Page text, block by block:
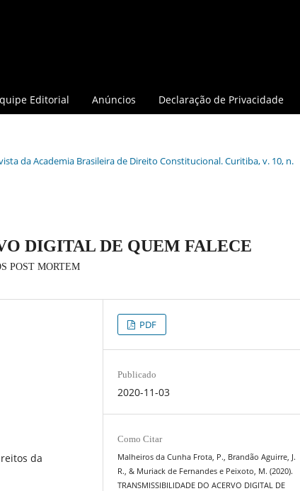
Editorial Anúncios Declaração de Privacidade
da Academia Brasileira de Direito Constitucional. Curitiba, v. 10, n.
DIGITAL DE QUEM FALECE
POST MORTEM
da
PDF
Publicado
2020-11-03
Como Citar
Malheiros da Cunha Frota, P., Brandão Aguirre, J.
R., & Muriack de Fernandes e Peixoto, M. (2020).
TRANSMISSIBILIDADE DO ACERVO DIGITAL DE